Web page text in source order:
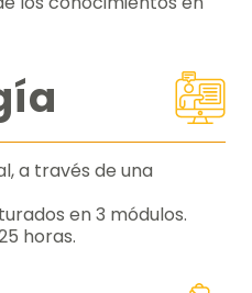
a través de una
en 3 módulos.
horas.